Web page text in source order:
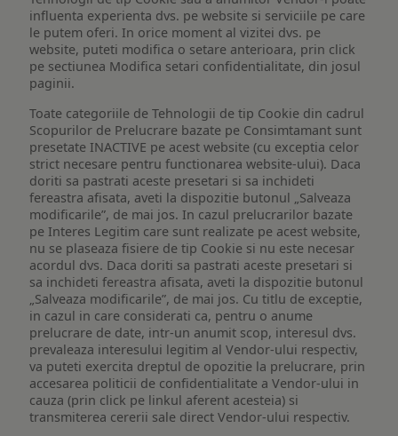
influenta experienta dvs. pe website si serviciile pe care
le putem oferi. In orice moment al vizitei dvs. pe
website, puteti modifica o setare anterioara, prin click
pe sectiunea Modifica setari confidentialitate, din josul
paginii.
Toate categoriile de Tehnologii de tip Cookie din cadrul
Scopurilor de Prelucrare bazate pe Consimtamant sunt
presetate INACTIVE pe acest website (cu exceptia celor
strict necesare pentru functionarea website-ului). Daca
doriti sa pastrati aceste presetari si sa inchideti
fereastra afisata, aveti la dispozitie butonul „Salveaza
modificarile”, de mai jos. In cazul prelucrarilor bazate
pe Interes Legitim care sunt realizate pe acest website,
nu se plaseaza fisiere de tip Cookie si nu este necesar
acordul dvs. Daca doriti sa pastrati aceste presetari si
sa inchideti fereastra afisata, aveti la dispozitie butonul
„Salveaza modificarile”, de mai jos. Cu titlu de exceptie,
in cazul in care considerati ca, pentru o anume
prelucrare de date, intr-un anumit scop, interesul dvs.
prevaleaza interesului legitim al Vendor-ului respectiv,
va puteti exercita dreptul de opozitie la prelucrare, prin
accesarea politicii de confidentialitate a Vendor-ului in
cauza (prin click pe linkul aferent acesteia) si
transmiterea cererii sale direct Vendor-ului respectiv.